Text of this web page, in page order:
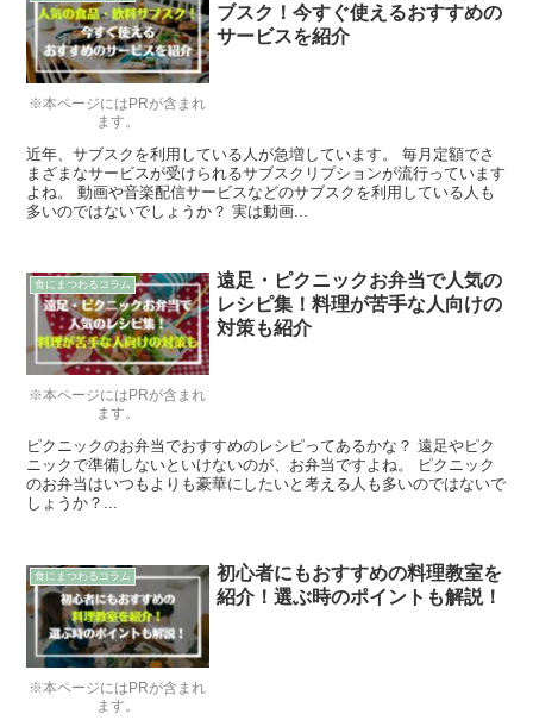
※本ページにはPRが含まれ
ます。
ブスク！今すぐ使えるおすすめの
サービスを紹介
近年、サブスクを利用している人が急増しています。 毎月定額でさ
まざまなサービスが受けられるサブスクリプションが流行っています
よね。 動画や音楽配信サービスなどのサブスクを利用している人も
多いのではないでしょうか？ 実は動画...
※本ページにはPRが含まれ
ます。
食にまつわるコラム
遠足・ピクニックお弁当で人気の
レシピ集！料理が苦手な人向けの
対策も紹介
ピクニックのお弁当でおすすめのレシピってあるかな？ 遠足やピク
ニックで準備しないといけないのが、お弁当ですよね。 ピクニック
のお弁当はいつもよりも豪華にしたいと考える人も多いのではないで
しょうか？...
※本ページにはPRが含まれ
ます。
食にまつわるコラム
初心者にもおすすめの料理教室を
紹介！選ぶ時のポイントも解説！